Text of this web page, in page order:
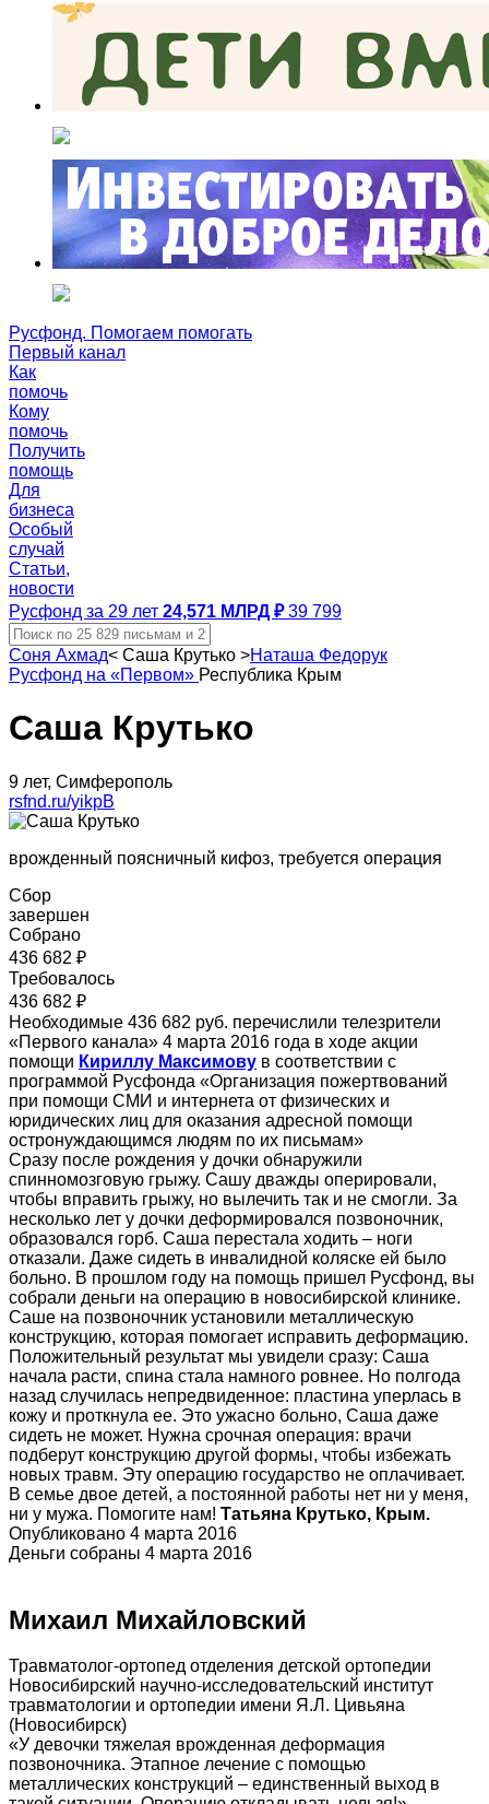
Русфонд. Помогаем помогать
Первый канал
Как
помочь
Кому
помочь
Получить
помощь
Для
бизнеса
Особый
случай
Статьи,
новости
Русфонд за 29 лет 24,571 МЛРД ₽ 39 799
Соня Ахмад< Саша Крутько >Наташа Федорук
Русфонд на «Первом» Республика Крым
Саша Крутько
9 лет, Симферополь
rsfnd.ru/yikpB
врожденный поясничный кифоз, требуется операция
Сбор
завершен
Собрано
436 682 ₽
Требовалось
436 682 ₽
Необходимые 436 682 руб. перечислили телезрители
«Первого канала» 4 марта 2016 года в ходе акции
помощи Кириллу Максимову в соответствии с
программой Русфонда «Организация пожертвований
при помощи СМИ и интернета от физических и
юридических лиц для оказания адресной помощи
остронуждающимся людям по их письмам»
Сразу после рождения у дочки обнаружили
спинномозговую грыжу. Сашу дважды оперировали,
чтобы вправить грыжу, но вылечить так и не смогли. За
несколько лет у дочки деформировался позвоночник,
образовался горб. Саша перестала ходить – ноги
отказали. Даже сидеть в инвалидной коляске ей было
больно. В прошлом году на помощь пришел Русфонд, вы
собрали деньги на операцию в новосибирской клинике.
Саше на позвоночник установили металлическую
конструкцию, которая помогает исправить деформацию.
Положительный результат мы увидели сразу: Саша
начала расти, спина стала намного ровнее. Но полгода
назад случилась непредвиденное: пластина уперлась в
кожу и проткнула ее. Это ужасно больно, Саша даже
сидеть не может. Нужна срочная операция: врачи
подберут конструкцию другой формы, чтобы избежать
новых травм. Эту операцию государство не оплачивает.
В семье двое детей, а постоянной работы нет ни у меня,
ни у мужа. Помогите нам! Татьяна Крутько, Крым.
Опубликовано 4 марта 2016
Деньги собраны 4 марта 2016
Михаил Михайловский
Травматолог-ортопед отделения детской ортопедии
Новосибирский научно-исследовательский институт
травматологии и ортопедии имени Я.Л. Цивьяна
(Новосибирск)
«У девочки тяжелая врожденная деформация
позвоночника. Этапное лечение с помощью
металлических конструкций – единственный выход в